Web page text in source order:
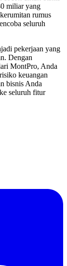
miliar yang
rumus
seluruh
pekerjaan yang
Dengan
MontPro, Anda
keuangan
bisnis Anda
seluruh fitur